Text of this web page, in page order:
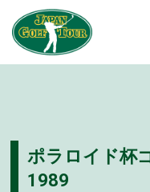
ポラロイド杯
1989